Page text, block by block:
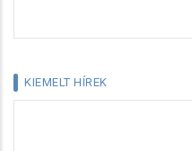
KIEMELT HÍREK